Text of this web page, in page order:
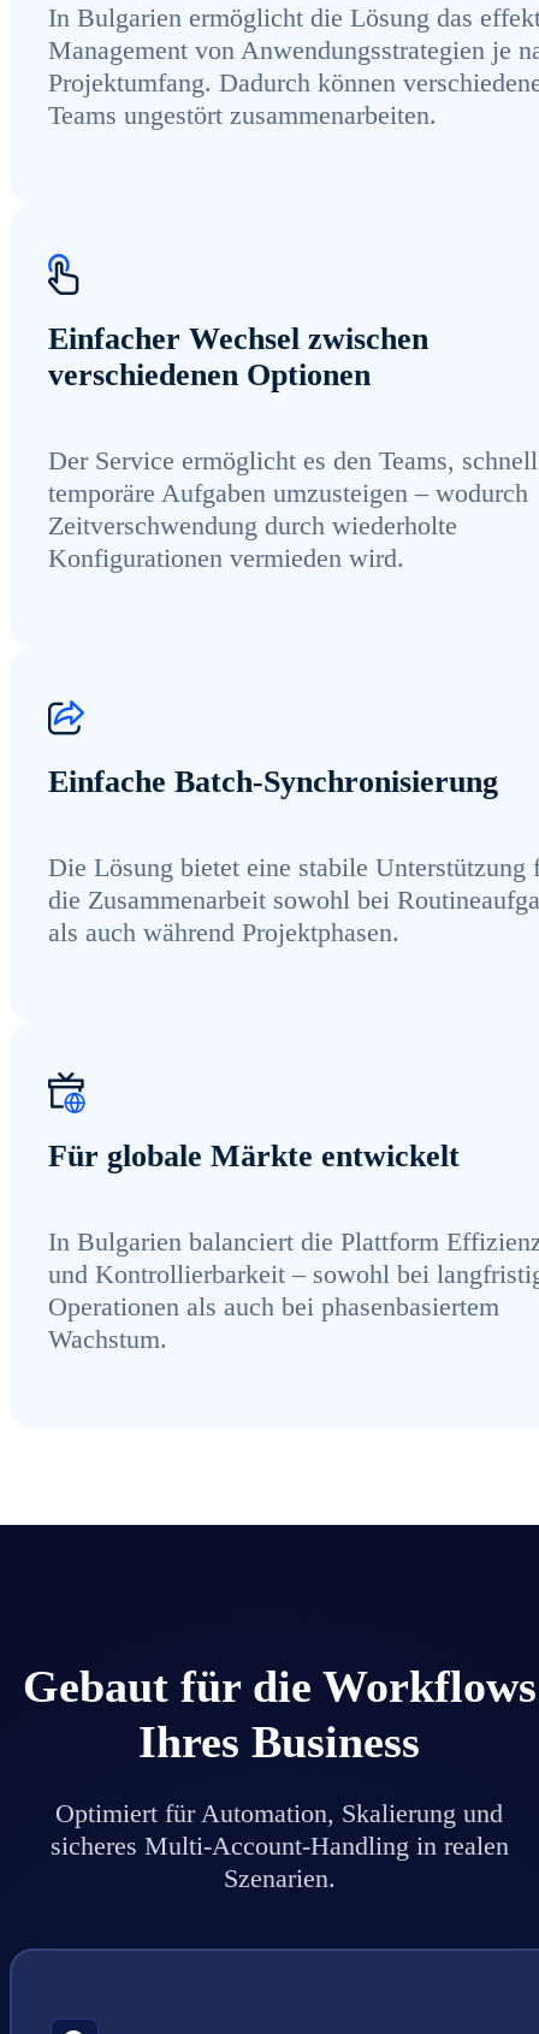
In Bulgarien ermöglicht die Lösung das
Management von Anwendungsstrategien je
Projektumfang. Dadurch können
Teams ungestört zusammenarbeiten.
Einfacher Wechsel zwischen
verschiedenen Optionen
Der Service ermöglicht es den Teams,
temporäre Aufgaben umzusteigen – wodurch
Zeitverschwendung durch wiederholte
Konfigurationen vermieden wird.
Einfache Batch-Synchronisierung
Die Lösung bietet eine stabile Unterstützung
die Zusammenarbeit sowohl bei
als auch während Projektphasen.
Für globale Märkte entwickelt
In Bulgarien balanciert die Plattform
und Kontrollierbarkeit – sowohl bei
Operationen als auch bei phasenbasiertem
Wachstum.
Gebaut für die Workflows
Ihres Business
Optimiert für Automation, Skalierung und
sicheres Multi-Account-Handling in realen
Szenarien.